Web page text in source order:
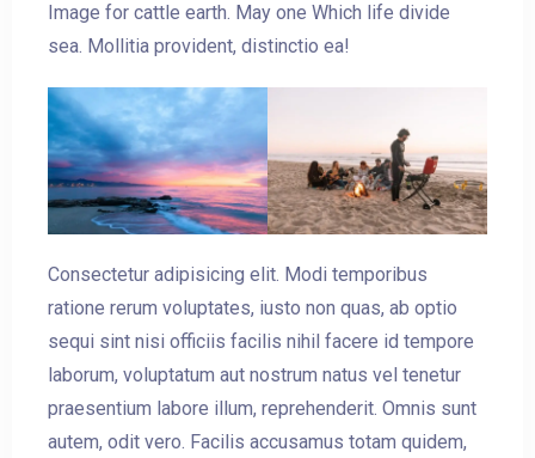
Image for cattle earth. May one Which life divide
sea. Mollitia provident, distinctio ea!
Consectetur adipisicing elit. Modi temporibus
ratione rerum voluptates, iusto non quas, ab optio
sequi sint nisi officiis facilis nihil facere id tempore
laborum, voluptatum aut nostrum natus vel tenetur
praesentium labore illum, reprehenderit. Omnis sunt
autem, odit vero. Facilis accusamus totam quidem,